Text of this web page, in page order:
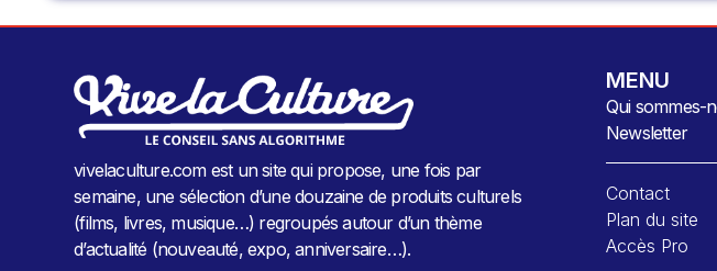
vivelaculture.com est un site qui propose, une fois par
semaine, une sélection d’une douzaine de produits culturels
(films, livres, musique…) regroupés autour d’un thème
d’actualité (nouveauté, expo, anniversaire…).
MENU
Qui sommes-
Newsletter
Contact
Plan du site
Accès Pro